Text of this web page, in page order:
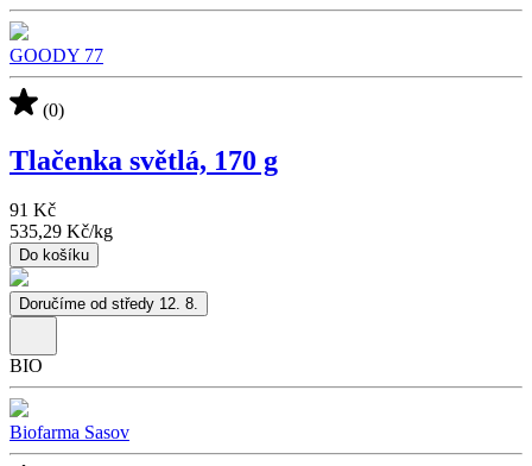
GOODY 77
(0)
Tlačenka světlá, 170 g
91 Kč
535,29 Kč/kg
Do košíku
Doručíme od středy 12. 8.
BIO
Biofarma Sasov